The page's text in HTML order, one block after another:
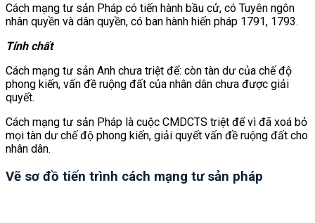
Cách mạng tư sản Pháp có tiến hành bầu cử, có Tuyên ngôn
nhân quyền và dân quyền, có ban hành hiến pháp 1791, 1793.
Tính chất
Cách mạng tư sản Anh chưa triệt để: còn tàn dư của chế độ
phong kiến, vấn đề ruộng đất của nhân dân chưa được giải
quyết.
Cách mạng tư sản Pháp là cuộc CMDCTS triệt để vì đã xoá bỏ
mọi tàn dư chế độ phong kiến, giải quyết vấn đề ruộng đất cho
nhân dân.
Vẽ sơ đồ tiến trình cách mạng tư sản pháp